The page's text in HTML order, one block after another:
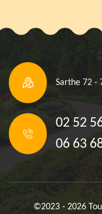
Sarthe 72 -
02 52
06 63
©2023 - 2026